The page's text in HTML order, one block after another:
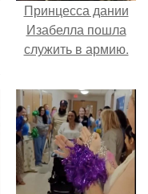
Принцесса дании
Изабелла пошла
служить в армию.